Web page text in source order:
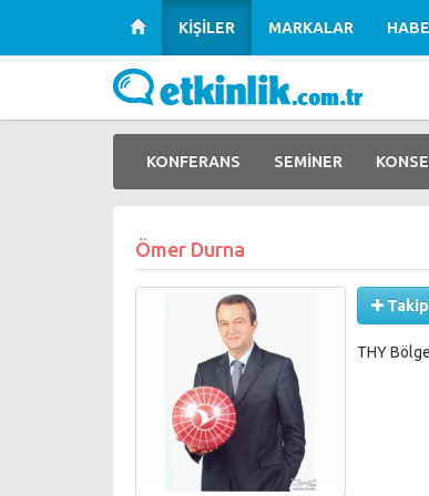
KİŞİLER MARKALAR
KONFERANS SEMİNER
Ömer Durna
THY